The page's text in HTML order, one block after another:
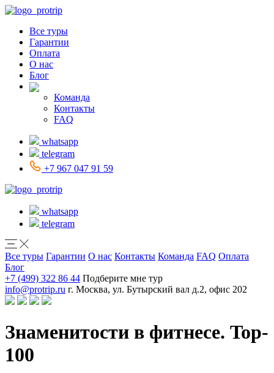
Все туры
Гарантии
Оплата
О нас
Блог
Команда
Контакты
FAQ
whatsapp
telegram
+7 967 047 91 59
whatsapp
telegram
Все туры Гарантии О нас Контакты Команда FAQ Оплата
Блог
+7 (499) 322 86 44 Подберите мне тур
info@protrip.ru г. Москва, ул. Бутырский вал д.2, офис 202
Знаменитости в фитнесе. Top-
100